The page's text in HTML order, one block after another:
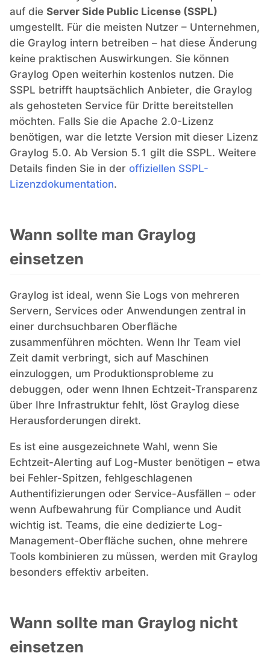
auf die Server Side Public License (SSPL)
umgestellt. Für die meisten Nutzer – Unternehmen,
die Graylog intern betreiben – hat diese Änderung
keine praktischen Auswirkungen. Sie können
Graylog Open weiterhin kostenlos nutzen. Die
SSPL betrifft hauptsächlich Anbieter, die Graylog
als gehosteten Service für Dritte bereitstellen
möchten. Falls Sie die Apache 2.0-Lizenz
benötigen, war die letzte Version mit dieser Lizenz
Graylog 5.0. Ab Version 5.1 gilt die SSPL. Weitere
Details finden Sie in der offiziellen SSPL-
Lizenzdokumentation.
Wann sollte man Graylog
einsetzen
Graylog ist ideal, wenn Sie Logs von mehreren
Servern, Services oder Anwendungen zentral in
einer durchsuchbaren Oberfläche
zusammenführen möchten. Wenn Ihr Team viel
Zeit damit verbringt, sich auf Maschinen
einzuloggen, um Produktionsprobleme zu
debuggen, oder wenn Ihnen Echtzeit-Transparenz
über Ihre Infrastruktur fehlt, löst Graylog diese
Herausforderungen direkt.
Es ist eine ausgezeichnete Wahl, wenn Sie
Echtzeit-Alerting auf Log-Muster benötigen – etwa
bei Fehler-Spitzen, fehlgeschlagenen
Authentifizierungen oder Service-Ausfällen – oder
wenn Aufbewahrung für Compliance und Audit
wichtig ist. Teams, die eine dedizierte Log-
Management-Oberfläche suchen, ohne mehrere
Tools kombinieren zu müssen, werden mit Graylog
besonders effektiv arbeiten.
Wann sollte man Graylog nicht
einsetzen